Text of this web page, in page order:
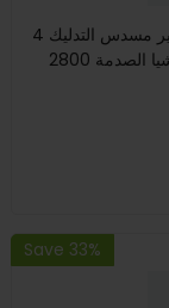
4 سرعات قابلة للتعديل ميني مسدس الفاشيا الصغير مسدس التدليك
Save 33%